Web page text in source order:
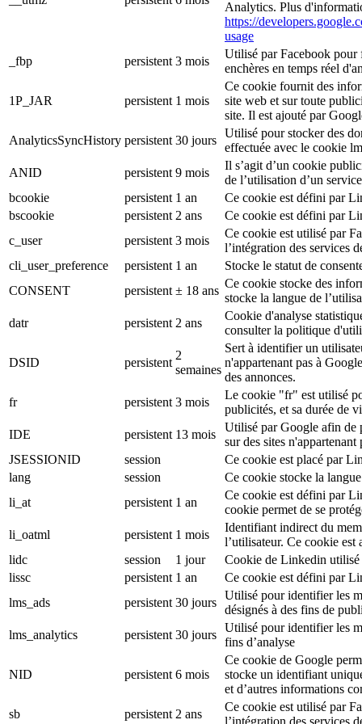
Analytics. Plus
https://
usage
_fbp
persistent 3 mois
Utilisé par Facebook pour
enchères en temps réel
1P_JAR persistent 1 mois
Ce cookie fournit des
site web et sur toute
site. Il est ajouté par
AnalyticsSyncHistory persistent 30 jours
Utilisé pour stocker des
effectuée avec le cookie
ANID
persistent 9 mois
Il s’agit d’un cookie
de l’utilisation d’un
bcookie
persistent 1 an
Ce cookie est défini par
bscookie
persistent 2 ans
Ce cookie est défini par
c_user
persistent 3 mois
Ce cookie est utilisé par
l’intégration des services
cli_user_preference
persistent 1 an
Stocke le statut de
CONSENT
persistent ± 18 ans
Ce cookie stocke des
stocke la langue de
datr
persistent 2 ans
Cookie d'analyse
consulter la politique
DSID persistent
2
semaines
Sert à identifier un
n'appartenant pas à
des annonces.
fr
persistent 3 mois
Le cookie "fr" est utilisé
publicités, et sa durée de
IDE
persistent 13 mois
Utilisé par Google afin de
sur des sites n'appartenant
JSESSIONID
session
Ce cookie est placé par
lang
session
Ce cookie stocke la
li_at
persistent 1 an
Ce cookie est défini par
cookie permet de se
li_oatml
persistent 1 mois
Identifiant indirect du
l’utilisateur. Ce cookie
lidc
session 1 jour
Cookie de Linkedin utilisé
lissc
persistent 1 an
Ce cookie est défini par
lms_ads
persistent 30 jours
Utilisé pour identifier les
désignés à des fins de
lms_analytics
persistent 30 jours
Utilisé pour identifier les
fins d’analyse
NID persistent 6 mois
Ce cookie de Google
stocke un identifiant
et d’autres informations
sb
persistent 2 ans
Ce cookie est utilisé par